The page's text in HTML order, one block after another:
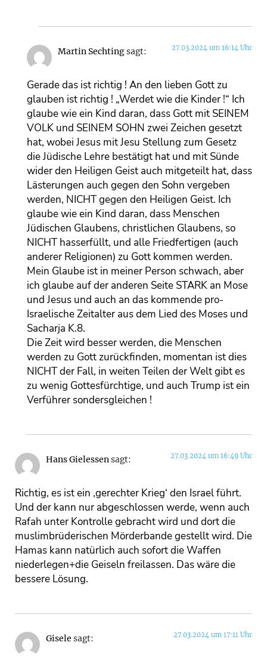
Martin Sechtingsagt: 27.03.2024 um 16:14 Uhr
Gerade das ist richtig ! An den lieben Gott zu
glauben ist richtig ! „Werdet wie die Kinder !“ Ich
glaube wie ein Kind daran, dass Gott mit SEINEM
VOLK und SEINEM SOHN zwei Zeichen gesetzt
hat, wobei Jesus mit Jesu Stellung zum Gesetz
die Jüdische Lehre bestätigt hat und mit Sünde
wider den Heiligen Geist auch mitgeteilt hat, dass
Lästerungen auch gegen den Sohn vergeben
werden, NICHT gegen den Heiligen Geist. Ich
glaube wie ein Kind daran, dass Menschen
Jüdischen Glaubens, christlichen Glaubens, so
NICHT hasserfüllt, und alle Friedfertigen (auch
anderer Religionen) zu Gott kommen werden.
Mein Glaube ist in meiner Person schwach, aber
ich glaube auf der anderen Seite STARK an Mose
und Jesus und auch an das kommende pro-
Israelische Zeitalter aus dem Lied des Moses und
Sacharja K.8.
Die Zeit wird besser werden, die Menschen
werden zu Gott zurückfinden, momentan ist dies
NICHT der Fall, in weiten Teilen der Welt gibt es
zu wenig Gottesfürchtige, und auch Trump ist ein
Verführer sondersgleichen !
Hans Gielessensagt: 27.03.2024 um 16:49 Uhr
Richtig, es ist ein ‚gerechter Krieg‘ den Israel führt.
Und der kann nur abgeschlossen werde, wenn auch
Rafah unter Kontrolle gebracht wird und dort die
muslimbrüderischen Mörderbande gestellt wird. Die
Hamas kann natürlich auch sofort die Waffen
niederlegen+die Geiseln freilassen. Das wäre die
bessere Lösung.
Gisele sagt: 27.03.2024 um 17:11 Uhr